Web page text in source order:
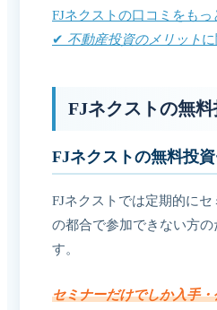
FJネクストの口コミをも
✔︎ 不動産投資のメリット
FJネクストの無
FJネクストの無料投
FJネクストでは定期的に
の都合で参加できない方
す。
セミナーだけでしか入手